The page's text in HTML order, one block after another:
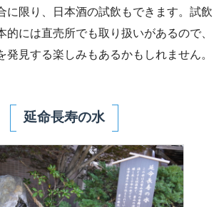
に限り、日本酒の試飲もできます。試飲
的には直売所でも取り扱いがあるので、
発見する楽しみもあるかもしれません。
延命長寿の水